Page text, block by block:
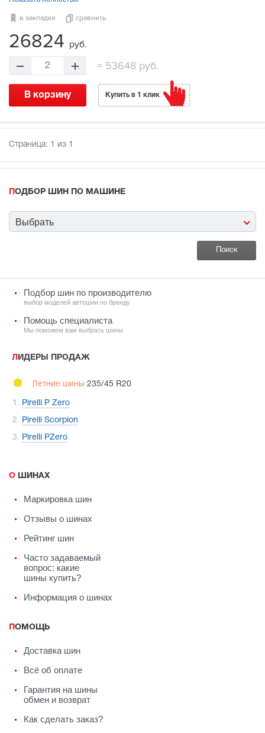
в закладки сравнить
26824 руб.
2 =53648 руб.
В корзину Купить в 1 клик
Страница: 1 из 1
ПОДБОР ШИН ПО МАШИНЕ
Выбрать
Подбор шин по производителю
выбор моделей автошин по бренду
Помощь специалиста
Мы поможем вам выбрать шины
ЛИДЕРЫ ПРОДАЖ
Летние шины 235/45 R20
Pirelli P Zero
Pirelli Scorpion
Pirelli PZero
О ШИНАХ
Маркировка шин
Отзывы о шинах
Рейтинг шин
Часто задаваемый
вопрос: какие
шины купить?
Информация о шинах
ПОМОЩЬ
Доставка шин
Всё об оплате
Гарантия на шины
обмен и возврат
Как сделать заказ?